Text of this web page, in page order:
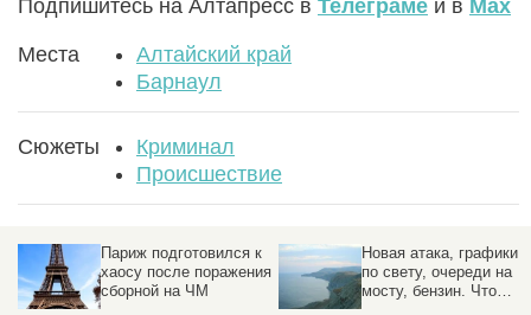
Подпишитесь на Алтапресс в Телеграме и в Max
Места
Алтайский край
Барнаул
Сюжеты
Криминал
Происшествие
Новая атака, графики
по свету, очереди на
мосту, бензин. Что
Спецслужбы
предотвратили удар по
стратегическому